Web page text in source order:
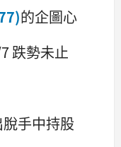
的企圖心
跌勢未止
手中持股